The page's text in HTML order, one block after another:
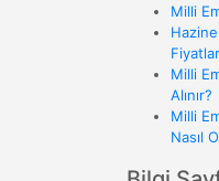
Milli
Milli
Alınır?
Milli
Nasıl